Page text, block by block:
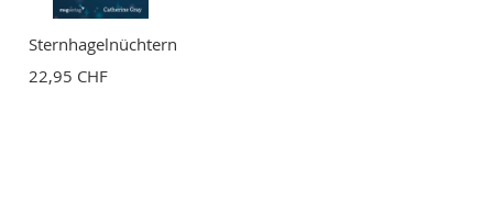
Sternhagelnüchtern
22,95 CHF